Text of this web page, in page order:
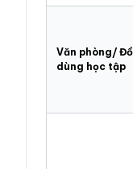
Văn phòng/ Đồ
dùng học tập